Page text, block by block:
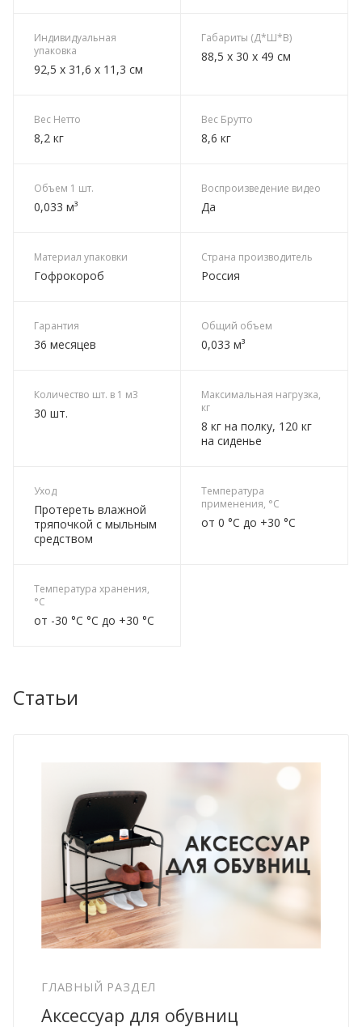
Индивидуальная
упаковка
92,5 х 31,6 х 11,3 см
Габариты (Д*Ш*В)
88,5 х 30 х 49 см
Вес Нетто
8,2 кг
Вес Брутто
8,6 кг
Объем 1 шт.
0,033 м³
Воспроизведение видео
Да
Материал упаковки
Гофрокороб
Страна производитель
Россия
Гарантия
36 месяцев
Общий объем
0,033 м³
Количество шт. в 1 м3
30 шт.
Максимальная нагрузка,
кг
8 кг на полку, 120 кг
на сиденье
Уход
Протереть влажной
тряпочкой с мыльным
средством
Температура
применения, °C
от 0 °C до +30 °C
Температура хранения,
°C
от -30 °C °C до +30 °C
Статьи
ГЛАВНЫЙ РАЗДЕЛ
Аксессуар для обувниц